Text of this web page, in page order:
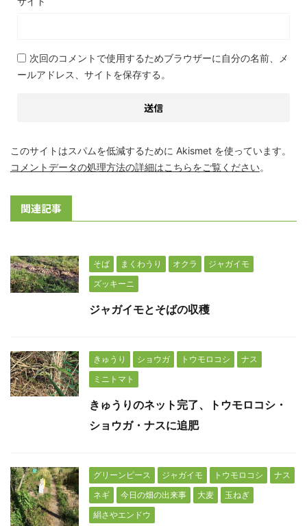
次回のコメントで使用するためブラウザーに自分の名前、メ
ールアドレス、サイトを保存する。
このサイトはスパムを低減するために Akismet を使っています。
コメントデータの処理方法の詳細はこちらをご覧ください。
関連記事
そば まくわうり オクラ
ジャガイモ
ズッキーニ
ジャガイモとそばの収穫
きゅうり ショウガ トウモロコシ
ナス
ミニトマト
きゅうりのネット完了、トウモロコシ・
ショウガ・ナスに追肥
グリーンピース ジャガイモ トウモロコシ
ナス
ネギ
今日の畑の出来事 大麦
玉ねぎ
絹さやエンドウ